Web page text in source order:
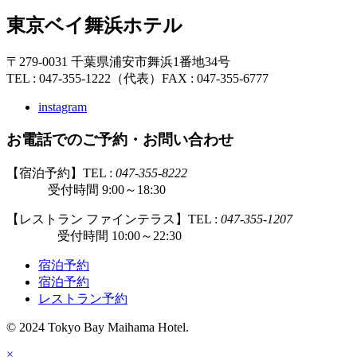
東京ベイ舞浜ホテル
〒279-0031 千葉県浦安市舞浜1番地34号
TEL : 047-355-1222（代表） FAX : 047-355-6777
instagram
お電話でのご予約・お問い合わせ
【宿泊予約】TEL : 047-355-8222
受付時間 9:00～18:30
【レストラン ファインテラス】TEL : 047-355-1207
受付時間 10:00～22:30
宿泊予約
宿泊予約
レストラン予約
© 2024 Tokyo Bay Maihama Hotel.
×